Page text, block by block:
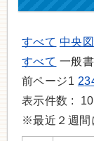
すべて 中央
すべて 一般書
前ページ1 23
表示件数 : 10
※最近２週間